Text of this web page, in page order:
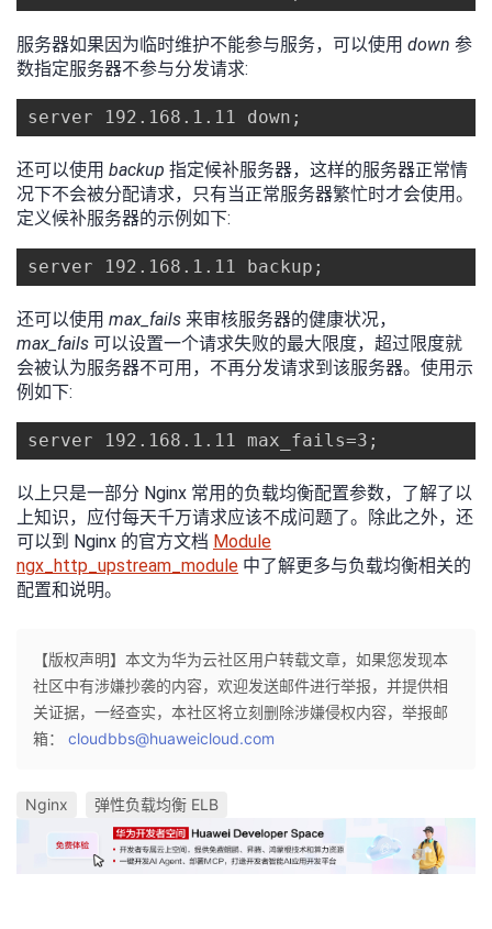
服务器如果因为临时维护不能参与服务，可以使用 down 参
数指定服务器不参与分发请求:
server 192.168.1.11 down;
还可以使用 backup 指定候补服务器，这样的服务器正常情
况下不会被分配请求，只有当正常服务器繁忙时才会使用。
定义候补服务器的示例如下:
server 192.168.1.11 backup;
还可以使用 max_fails 来审核服务器的健康状况，
max_fails 可以设置一个请求失败的最大限度，超过限度就
会被认为服务器不可用，不再分发请求到该服务器。使用示
例如下:
server 192.168.1.11 max_fails=3;
以上只是一部分 Nginx 常用的负载均衡配置参数，了解了以
上知识，应付每天千万请求应该不成问题了。除此之外，还
可以到 Nginx 的官方文档 Module
ngx_http_upstream_module 中了解更多与负载均衡相关的
配置和说明。
【版权声明】本文为华为云社区用户转载文章，如果您发现本
社区中有涉嫌抄袭的内容，欢迎发送邮件进行举报，并提供相
关证据，一经查实，本社区将立刻删除涉嫌侵权内容，举报邮
箱： cloudbbs@huaweicloud.com
Nginx 弹性负载均衡 ELB